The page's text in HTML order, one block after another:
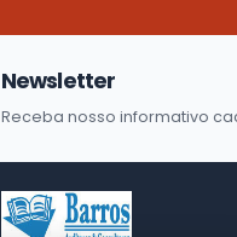
Newsletter
Receba nosso informativo